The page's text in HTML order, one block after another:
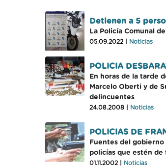
Detienen a 5
La Policía Comunal
05.09.2022 | Noticias
POLICIA
En horas de la tarde
Marcelo Oberti y de
delincuentes
24.08.2008 | Noticias
POLICIAS DE
Fuentes del gobierno
policías que estén de
01.11.2002 | Noticias